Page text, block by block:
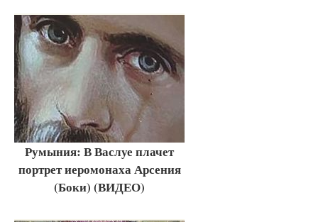
Румыния: В Васлуе плачет
портрет иеромонаха Арсения
(Боки) (ВИДЕО)